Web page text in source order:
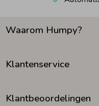
Waarom Humpy?
Klantenservice
Klantbeoordelingen